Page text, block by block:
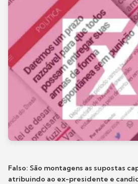
Falso: São montagens as supostas
atribuindo ao ex-presidente e